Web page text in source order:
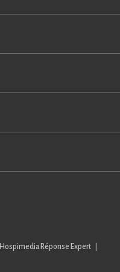
Hospimedia Réponse Expert